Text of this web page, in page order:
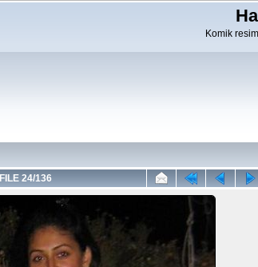
Komik
FILE 24/136